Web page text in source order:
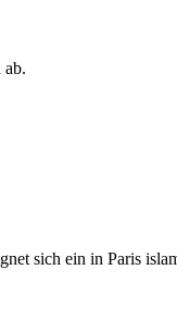
ab.
sich ein in Paris